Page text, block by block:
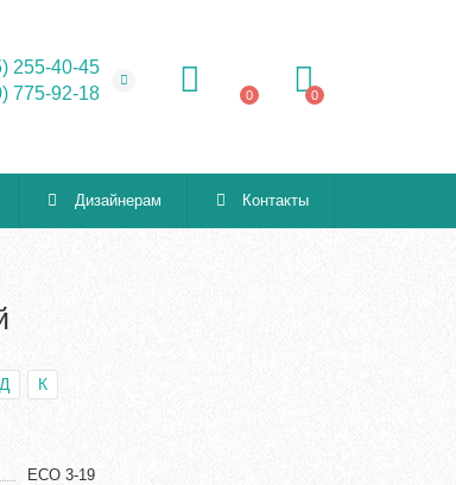
255-40-45
775-92-18
0 0
Дизайнерам Контакты
Д К
ECO 3-19